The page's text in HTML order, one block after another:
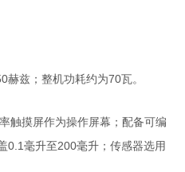
兹；整机功耗约为70瓦。
触摸屏作为操作屏幕；配备可编
0.1毫升至200毫升；传感器选用